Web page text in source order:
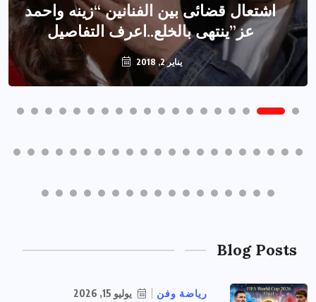
اشتعال قضائى بين الفنانين “زينه واحمد
عز”ينتهى بالخلع..اعرف التفاصيل
يناير 2, 2018
Blog Posts
رياضة وفن يوليو 15, 2026